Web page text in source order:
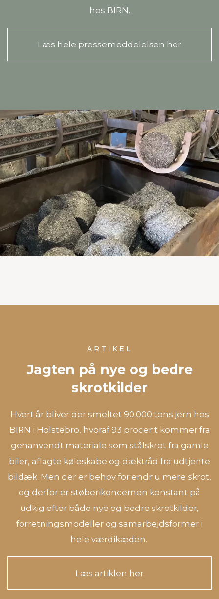
hos BIRN.
Læs hele pressemeddelelsen her
ARTIKEL
Jagten på nye og bedre
skrotkilder
Hvert år bliver der smeltet 90.000 tons jern hos
BIRN i Holstebro, hvoraf 93 procent kommer fra
genanvendt materiale som stålskrot fra gamle
biler, aflagte køleskabe og dæktråd fra udtjente
bildæk. Men der er behov for endnu mere skrot,
og derfor er støberikoncernen konstant på
udkig efter både nye og bedre skrotkilder,
forretningsmodeller og samarbejdsformer i
hele værdikæden.
Læs artiklen her